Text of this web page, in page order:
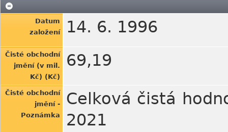
Datum
založení
14. 6. 1996
Čisté obchodní
jmění (v mil.
Kč) (Kč)
69,19
Čisté obchodní
jmění -
Poznámka
Celková čistá
2021